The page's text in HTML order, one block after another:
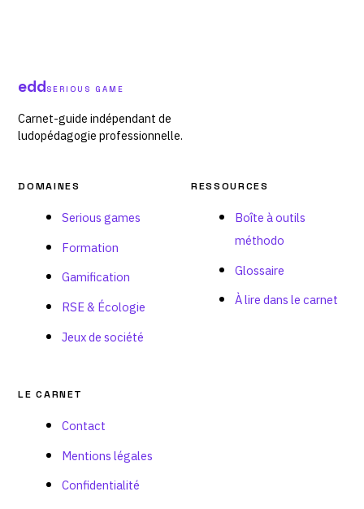
eddSERIOUS GAME
Carnet-guide indépendant de
ludopédagogie professionnelle.
DOMAINES
Serious games
Formation
Gamification
RSE & Écologie
Jeux de société
RESSOURCES
Boîte à outils
méthodo
Glossaire
À lire dans le carnet
LE CARNET
Contact
Mentions légales
Confidentialité